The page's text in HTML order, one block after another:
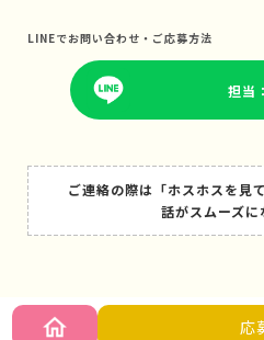
LINEでお問い合わせ・ご応募方法
担当
ご連絡の際は「ホスホスを見
話がスムーズに
応